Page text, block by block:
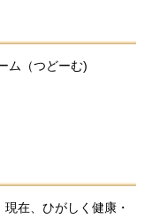
ム（つどーむ)
現在、ひがしく健康・